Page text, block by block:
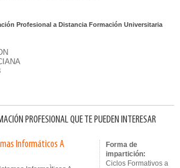
Profesional a Distancia Formación Universitaria
PROFESIONAL QUE TE PUEDEN INTERESAR
Informáticos A
Forma de
impartición:
Ciclos Formativos a